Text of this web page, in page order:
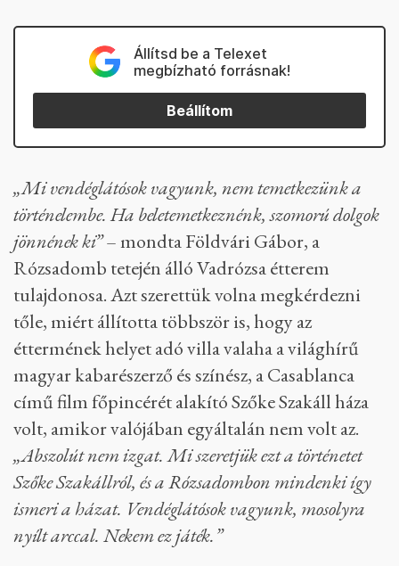
Állítsd be a Telexet
megbízható forrásnak!
Beállítom
„Mi vendéglátósok vagyunk, nem temetkezünk a
történelembe. Ha beletemetkeznénk, szomorú dolgok
jönnének ki”– mondta Földvári Gábor, a
Rózsadomb tetején álló Vadrózsa étterem
tulajdonosa. Azt szerettük volna megkérdezni
tőle, miért állította többször is, hogy az
éttermének helyet adó villa valaha a világhírű
magyar kabarészerző és színész, a Casablanca
című film főpincérét alakító Szőke Szakáll háza
volt, amikor valójában egyáltalán nem volt az.
„Abszolút nem izgat. Mi szeretjük ezt a történetet
Szőke Szakállról, és a Rózsadombon mindenki így
ismeri a házat. Vendéglátósok vagyunk, mosolyra
nyílt arccal. Nekem ez játék.”